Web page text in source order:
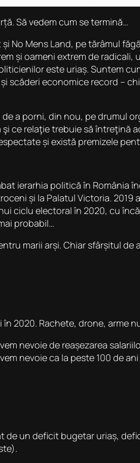
Să vedem cum se termină…
No Mens Land, pe tărâmul
și oameni extrem de radicali,
este uriaș. Suntem
economice record –
a porni, din nou, pe drumul
ce relaţie trebuie să întreţină
și există premizele
ierarhia politică în România
și la Palatul Victoria.
ciclu electoral în 2020, cu
probabil…
marii arși. Chiar sfârșitul
2020. Rachete, drone, arme
nevoie de reașezarea
nevoie ca la peste 100 de
de un deficit bugetar uriaș,